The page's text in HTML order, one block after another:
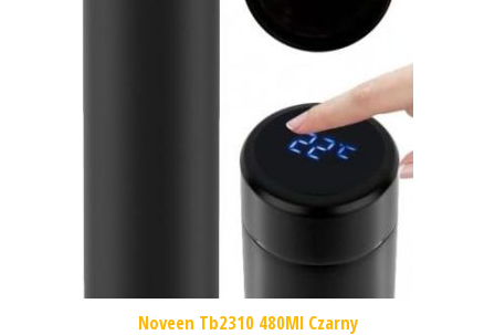
Noveen Tb2310 480Ml Czarny